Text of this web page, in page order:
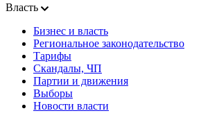
Власть
Бизнес и власть
Региональное законодательство
Тарифы
Скандалы, ЧП
Партии и движения
Выборы
Новости власти